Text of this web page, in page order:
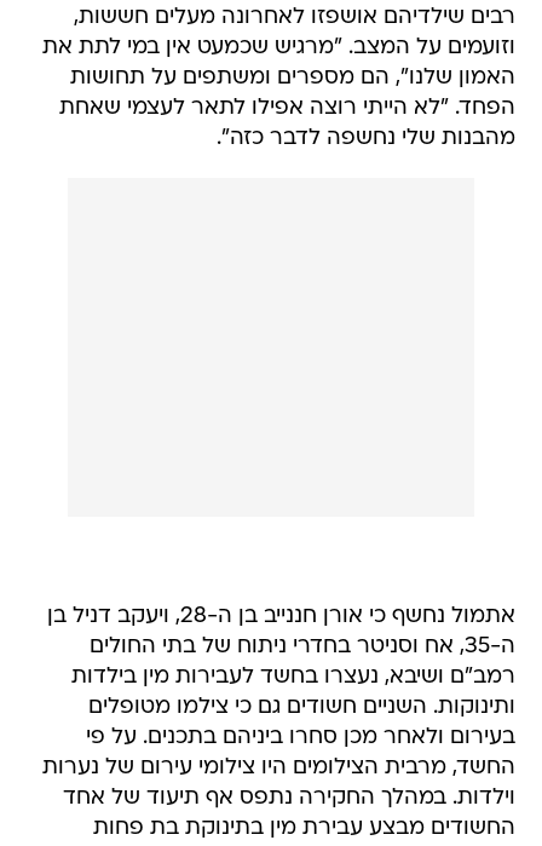
רבים שילדיהם אושפזו לאחרונה מעלים חששות,
וזועמים על המצב. "מרגיש שכמעט אין במי לתת את
האמון שלנו", הם מספרים ומשתפים על תחושות
הפחד. "לא הייתי רוצה אפילו לתאר לעצמי שאחת
מהבנות שלי נחשפה לדבר כזה".
אתמול נחשף כי אורן חננייב בן ה-28, ויעקב דניל בן
ה-35, אח וסניטר בחדרי ניתוח של בתי החולים
רמב"ם ושיבא, נעצרו בחשד לעבירות מין בילדות
ותינוקות. השניים חשודים גם כי צילמו מטופלים
בעירום ולאחר מכן סחרו ביניהם בתכנים. על פי
החשד, מרבית הצילומים היו צילומי עירום של נערות
וילדות. במהלך החקירה נתפס אף תיעוד של אחד
החשודים מבצע עבירת מין בתינוקת בת פחות